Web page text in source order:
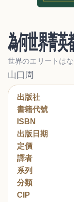
為何世界菁英
山口周
出版社
書籍代號
ISBN
出版日期
定價
譯者
系列
分類
CIP